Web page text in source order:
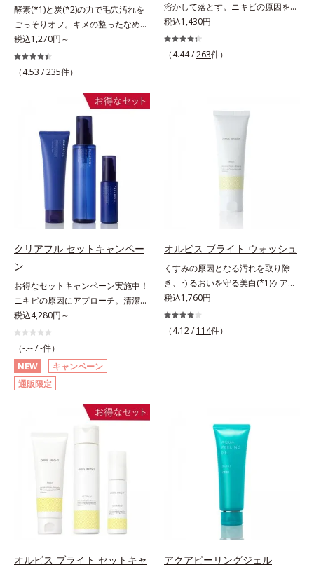
酵素(*1)と炭(*2)の力で毛穴汚れを
ごっそりオフ。キメの整ったなめら
か肌へ。酵素(*1)と炭(*2)の力で毛
穴汚れをしっかり落とす、パウダー
タイプの酵素洗顔料です。皮脂やた
ると、毛穴に詰まって毛穴の開き＆
目立ちの原因に。普段の洗顔(*3)で
は落としにくい汚れは、酵素洗顔料
で落としましょう。3種の酵素がた
んぱく質や皮脂を溶かして分解。炭
が無数の毛穴に入り込み、溶けた汚
れをパワフルに吸着してすっきり落
とします。さらに浸透型ビタミンC
誘導体(*4)が汚れを取り去った毛穴
を引きしめ、キメの整ったなめらか
な肌に洗い上げます。ツブツブ入り
空気を含ませるので、簡単に泡立て
られます。濃密うるおい泡を洗い流
したあとは大人の肌もつっぱりにく
く、使うたびに毛穴の目立ちにくい
肌(*5)を目指せます。性別問わずお
使いいただけるので、ご夫婦やカッ
プルでシェアするのもおすすめ。デ
コルテやヒップなど、ボディのザラ
つきが気になるところにもお使いい
ただけます。*1 プロテアーゼ、パ
パイン、リパーゼ配合＝洗浄成分*2
皮脂吸収成分*3 自社品*4 パルミチ
肌を引き締め、キメを整える成分*5
皮脂・汚れの除去による
税込1,270円～
（4.53 /235件）
溶かして落とす。ニキビの原因を残
さないクリアな肌に洗い上げる洗顔
料。「ニキビをくり返してしまう」
「毛穴目立ちが気になる」「マスク
の低下」と、肌悩み「毛穴の目立
ち」の両方にWでアプローチする、
薬用ニキビ対策スキンケアシリーズ
です。5種の和漢植物由来成分とコ
ラーゲンが肌をいたわりながらうる
おいを与え、バリア機能を維持。ニ
キビができにくい肌を目指します。
さらにビタミンC誘導体をはじめと
した5種の整肌成分(*1)から成る
「ナノVCショットカプセル」を配
合。カプセルが浸透してから成分を
放出する特殊技術によって、高い浸
透力(*2)と安定性を実現。毛穴の目
立ちをしっかりケア(*3)して、ゆら
ぎやすいニキビ肌を、みずみずしい
清潔な垢抜け肌(*4)へと導きます。
うるおいによりキメを整えて毛穴を
目立たなくする*4 洗浄による汚れ
の除去*5 すべての方に皮膚刺激が
おきないというわけではありません
※敏感肌対象パッチテスト済（すべ
ての人に皮膚刺激がおきないという
わけではありません）
税込1,430円
（4.44 /263件）
クリアフル セットキャンペー
ン
お得なセットキャンペーン実施中！
ニキビの原因にアプローチ。清潔な
垢抜け肌(*1)へ。「ニキビをくり返
してしまう」「毛穴目立ち(*2)が気
になる」「マスク生活であごや口ま
わりのニキビが気になる」というお
悩みに。くり返しニキビの根本原因
「肌のバリア機能の低下」と、肌悩
み「毛穴の目立ち」の両方にWでア
プローチする、薬用ニキビ対策スキ
物由来成分とコラーゲンが肌をいた
わりながらうるおいを与え、バリア
機能を維持。ニキビができにくい肌
を目指します。さらにビタミンC誘
導体(*3)と5種の整肌成分(*4)から成
る「ナノVCショットカプセル(*5)」
を配合。カプセルが浸透(*6)してか
税込4,280円～
（-.-- / -件）
NEW
キャンペーン
通販限定
オルビス ブライト ウォッシュ
くすみの原因となる汚れを取り除
き、うるおいを守る美白(*1)ケアシ
リーズの洗顔料。業界初(*2)知見
「メラニンの第三のルート」である
「横のひろがり」に着目して、全方
なさなどの「面」での透明感を阻害
する原因を引き起こしていることが
わかりました。そこでオルビス ブ
ライト シリーズは「メラニンにじ
み」に着目して「高圧処理ビタミン
C(*7)」を採用。肌奥(*5)まで浸透
し、シミやソバカスの原因となるメ
コンプレックス(*8)」が、透明感を
税込1,760円
（4.12 / 114件）
オルビス ブライト セットキャ
アクアピーリングジェル